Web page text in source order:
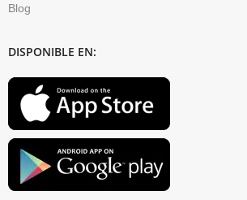
Blog
DISPONIBLE EN: